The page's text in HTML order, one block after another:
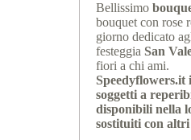
Bellissimo
bouquet con rose
giorno dedicato
festeggia San
fiori a chi ami.
soggetti a
disponibili nella
sostituiti con altri